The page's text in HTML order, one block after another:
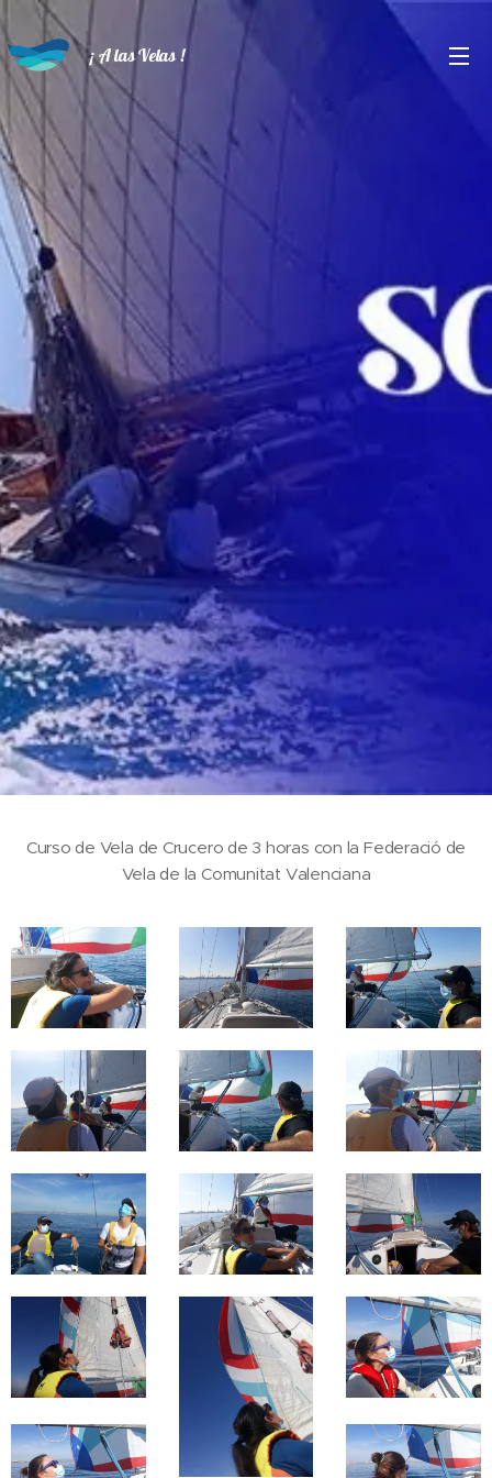
¡ A las Velas !
Curso de Vela de Crucero de 3 horas con la Federació de
Vela de la Comunitat Valenciana